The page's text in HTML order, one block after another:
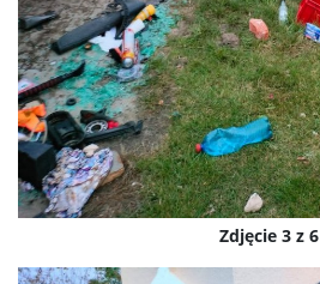
Zdjęcie 3 z 6